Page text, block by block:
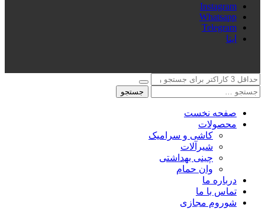
Instagram
Whatsapp
Telegram
ایتا
جستجو
صفحه نخست
محصولات
کاشی و سرامیک
شیرآلات
چینی بهداشتی
وان حمام
درباره ما
تماس با ما
شوروم مجازی